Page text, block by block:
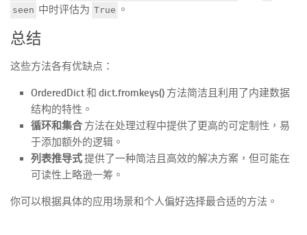
seen 中时评估为 True 。
总结
这些方法各有优缺点：
OrderedDict和 dict.fromkeys() 方法简洁且利用了内建数据
结构的特性。
循环和集合 方法在处理过程中提供了更高的可定制性，易
于添加额外的逻辑。
列表推导式提供了一种简洁且高效的解决方案，但可能在
可读性上略逊一筹。
你可以根据具体的应用场景和个人偏好选择最合适的方法。